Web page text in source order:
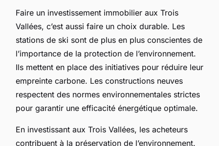
Faire un investissement immobilier aux Trois
Vallées, c’est aussi faire un choix durable. Les
stations de ski sont de plus en plus conscientes de
l’importance de la protection de l’environnement.
Ils mettent en place des initiatives pour réduire leur
empreinte carbone. Les constructions neuves
respectent des normes environnementales strictes
pour garantir une efficacité énergétique optimale.
En investissant aux Trois Vallées, les acheteurs
contribuent à la préservation de l’environnement.